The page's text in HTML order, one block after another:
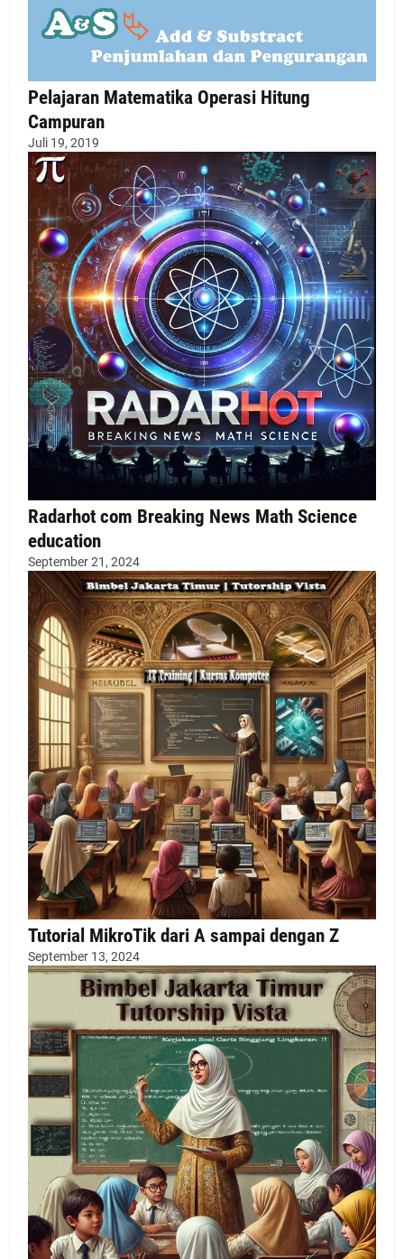
Pelajaran Matematika Operasi Hitung
Campuran
Juli 19, 2019
Radarhot com Breaking News Math Science
education
September 21, 2024
Tutorial MikroTik dari A sampai dengan Z
September 13, 2024